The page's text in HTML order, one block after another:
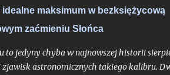
parami - nieco ponad dwa tygodnie od
pełnię czeka nas częściowe zaćmienie
głębokiej fazie maksymalnej. Oba te
idealne maksimum w bezksiężycową
zaćmieniu Słońca
to jedyny chyba w najnowszej historii
astronomicznych takiego kalibru.